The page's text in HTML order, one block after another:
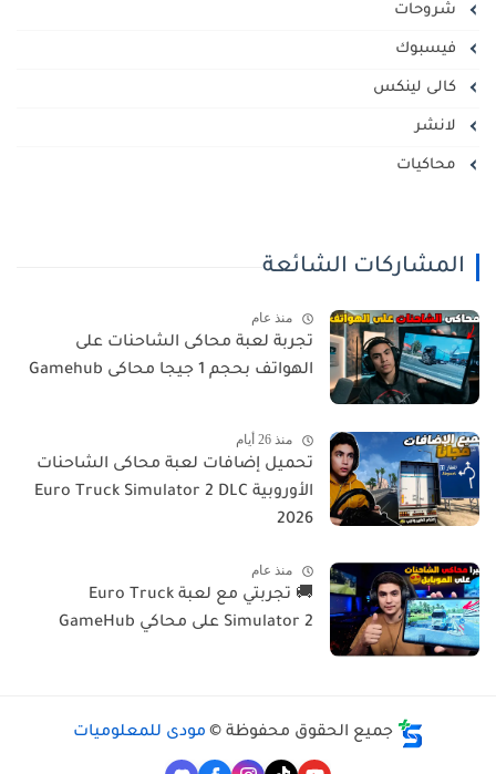
شروحات
فيسبوك
كالى لينكس
لانشر
محاكيات
المشاركات الشائعة
منذ عام
تجربة لعبة محاكى الشاحنات على
الهواتف بحجم 1 جيجا محاكى Gamehub
منذ 26 أيام
تحميل إضافات لعبة محاكى الشاحنات
الأوروبية Euro Truck Simulator 2 DLC
2026
منذ عام
🚚 تجربتي مع لعبة Euro Truck
Simulator 2 على محاكي GameHub
جميع الحقوق محفوظة © مودى للمعلوميات